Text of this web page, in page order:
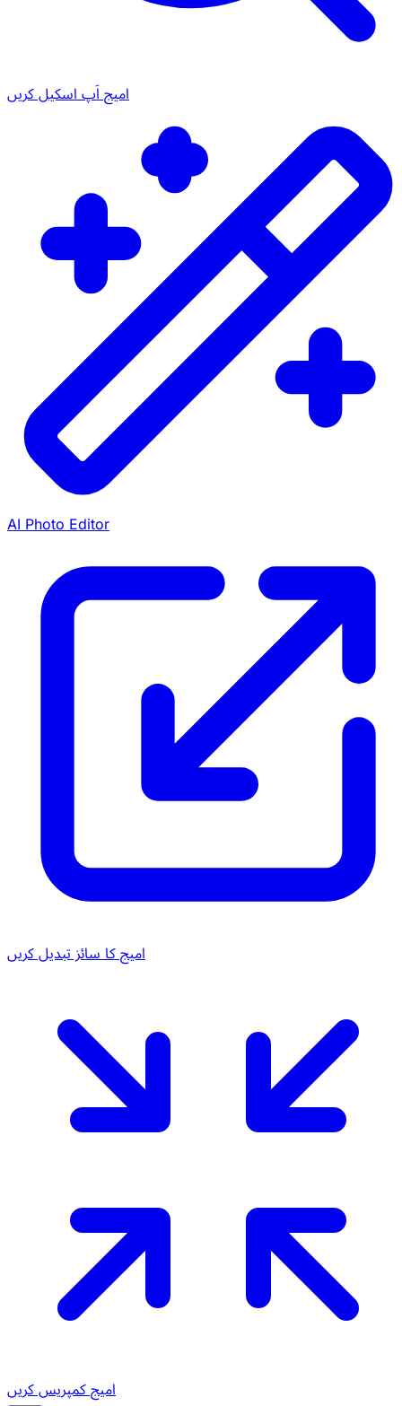
امیج اَپ اسکیل کریں
AI Photo Editor
امیج کا سائز تبدیل کریں
امیج کمپریس کریں